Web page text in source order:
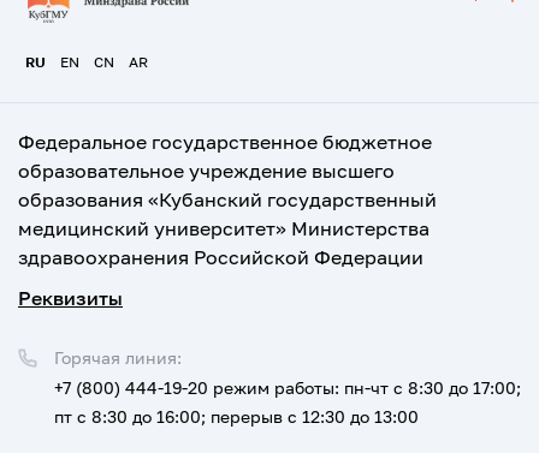
RU EN CN AR
Федеральное государственное бюджетное
образовательное учреждение высшего
образования «Кубанский государственный
медицинский университет» Министерства
здравоохранения Российской Федерации
Реквизиты
Горячая линия:
+7 (800) 444-19-20 режим работы: пн-чт с 8:30 до 17:00;
пт с 8:30 до 16:00; перерыв с 12:30 до 13:00